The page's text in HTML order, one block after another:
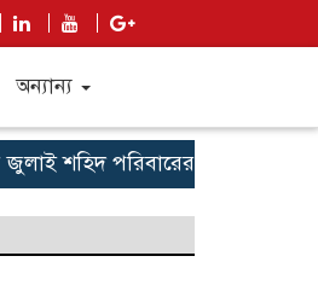
অন্যান্য
শহিদ পরিবারের সদস্য ও জুলাই